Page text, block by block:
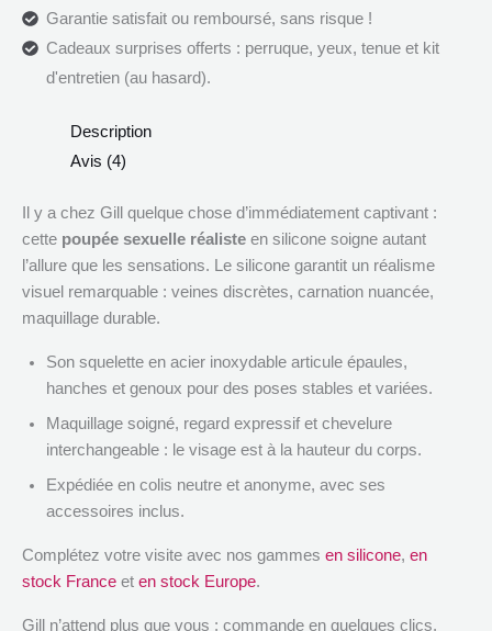
Garantie satisfait ou remboursé, sans risque !
Cadeaux surprises offerts : perruque, yeux, tenue et kit
d'entretien (au hasard).
Description
Avis (4)
Il y a chez Gill quelque chose d’immédiatement captivant :
cette poupée sexuelle réaliste en silicone soigne autant
l’allure que les sensations. Le silicone garantit un réalisme
visuel remarquable : veines discrètes, carnation nuancée,
maquillage durable.
Son squelette en acier inoxydable articule épaules,
hanches et genoux pour des poses stables et variées.
Maquillage soigné, regard expressif et chevelure
interchangeable : le visage est à la hauteur du corps.
Expédiée en colis neutre et anonyme, avec ses
accessoires inclus.
Complétez votre visite avec nos gammes en silicone, en
stock France et en stock Europe.
Gill n’attend plus que vous : commande en quelques clics,